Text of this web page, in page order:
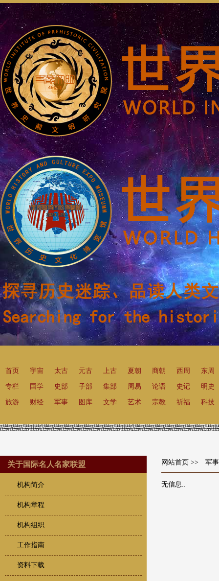
首页 宇宙 太古 元古 上古 夏朝 商朝 西周 东周
专栏 国学 史部 子部 集部 周易 论语 史记 明史
旅游 财经 军事 图库 文学 艺术 宗教 祈福 科技
关于国际名人名家联盟
机构简介
机构章程
机构组织
工作指南
资料下载
网站首页 >> 军事
无信息..